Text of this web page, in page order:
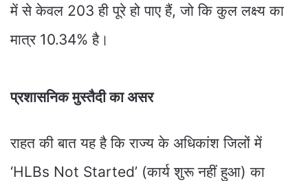
में से केवल 203 ही पूरे हो पाए हैं, जो कि कुल लक्ष्य का
मात्र 10.34% है।
​प्रशासनिक मुस्तैदी का असर
राहत की बात यह है कि राज्य के अधिकांश जिलों में
‘HLBs Not Started’ (कार्य शुरू नहीं हुआ) का